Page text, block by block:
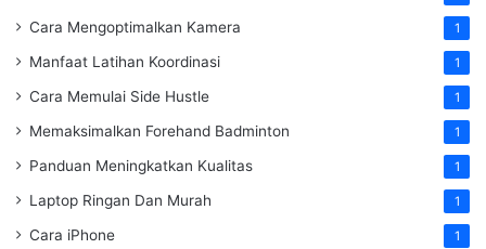
Cara Mengoptimalkan Kamera 1
Manfaat Latihan Koordinasi 1
Cara Memulai Side Hustle 1
Memaksimalkan Forehand Badminton 1
Panduan Meningkatkan Kualitas 1
Laptop Ringan Dan Murah 1
Cara iPhone 1